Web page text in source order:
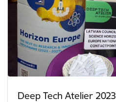
Deep Tech Atelier 2023